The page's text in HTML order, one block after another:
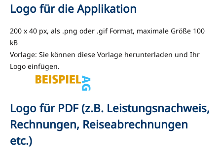
Logo für die Applikation
200 x 40 px, als .png oder .gif Format, maximale Größe 100
kB
Vorlage: Sie können diese Vorlage herunterladen und Ihr
Logo einfügen.
Logo für PDF (z.B. Leistungsnachweis,
Rechnungen, Reiseabrechnungen
etc.)